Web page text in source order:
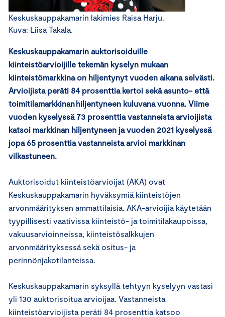
Keskuskauppakamarin lakimies Raisa Harju.
Kuva: Liisa Takala.
Keskuskauppakamarin auktorisoiduille
kiinteistöarvioijille tekemän kyselyn mukaan
kiinteistömarkkina on hiljentynyt vuoden aikana selvästi.
Arvioijista peräti 84 prosenttia kertoi sekä asunto- että
toimitilamarkkinan hiljentyneen kuluvana vuonna. Viime
vuoden kyselyssä 73 prosenttia vastanneista arvioijista
katsoi markkinan hiljentyneen ja vuoden 2021 kyselyssä
jopa 65 prosenttia vastanneista arvioi markkinan
vilkastuneen.
Auktorisoidut kiinteistöarvioijat (AKA) ovat
Keskuskauppakamarin hyväksymiä kiinteistöjen
arvonmäärityksen ammattilaisia. AKA-arvioijia käytetään
tyypillisesti vaativissa kiinteistö- ja toimitilakaupoissa,
vakuusarvioinneissa, kiinteistösalkkujen
arvonmäärityksessä sekä ositus- ja
perinnönjakotilanteissa.
Keskuskauppakamarin syksyllä tehtyyn kyselyyn vastasi
yli 130 auktorisoitua arvioijaa. Vastanneista
kiinteistöarvioijista peräti 84 prosenttia katsoo